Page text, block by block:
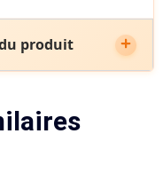
produit